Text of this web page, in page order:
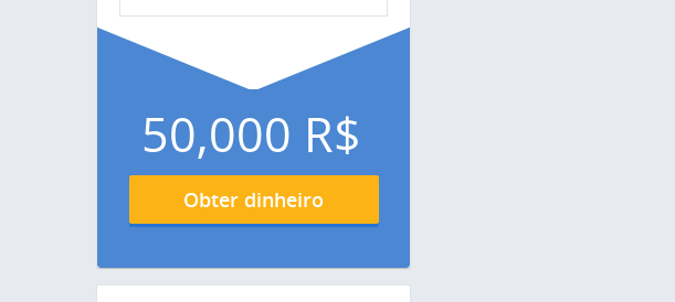
50,000 R$
Obter dinheiro